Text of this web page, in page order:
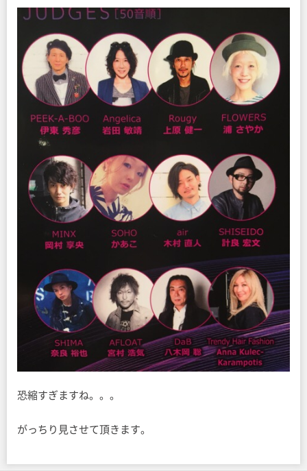
恐縮すぎますね。。。
がっちり見させて頂きます。